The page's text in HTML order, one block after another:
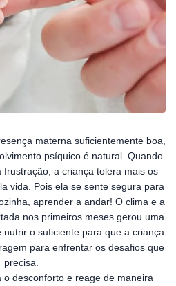
materna suficientemente boa,
psíquico é natural. Quando
a criança tolera mais os
vida. Pois ela se sente segura para
aprender a andar! O clima e a
nos primeiros meses gerou uma
o suficiente para que a criança
para enfrentar os desafios que
precisa.
desconforto e reage de maneira